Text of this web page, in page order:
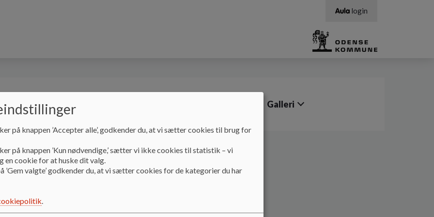
login
Miljøer Galleri
Miljøer Ungemiljø
Ungemiljø
Ungemiljø består af klasserne 5.- 9. klasse.
på knappen ’Accepter alle’, godkender du, at vi sætter cookies til brug for
på knappen ’Kun nødvendige,’ sætter vi ikke cookies til statistik – vi
en cookie for at huske dit valg.
’Gem valgte’ godkender du, at vi sætter cookies for de kategorier du har
.